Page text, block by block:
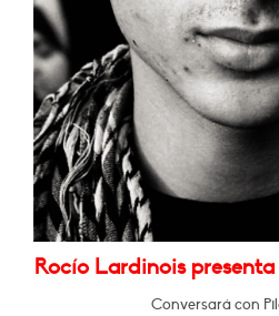
Rocío Lardinois
Conversará con